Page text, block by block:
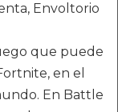
Envoltorio
que puede
en el
En Battle